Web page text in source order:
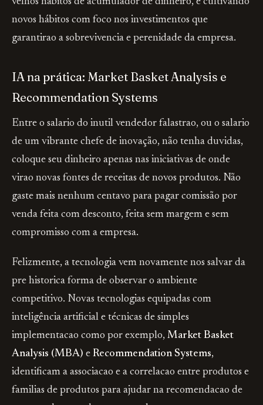
novos hábitos com foco nos investimentos que
garantirao a sobrevivencia e perenidade da empresa.
IA na prática: Market Basket Analysis e
Recommendation Systems
Entre o salario do inutil vendedor falastrao, ou o salario
de um vibrante chefe de inovação, não tenha duvidas,
coloque seu dinheiro apenas nas iniciativas de onde
virao novas fontes de receitas de novos produtos. Não
gaste mais nenhum centavo para pagar comissão por
venda feita com desconto, feita sem margem e sem
compromisso com a empresa.
Felizmente, a tecnologia vem novamente nos salvar da
pre historica forma de observar o ambiente
competitivo. Novas tecnologias equipadas com
inteligência artificial e técnicas de simples
implementacao como por exemplo, Market Basket
Analysis (MBA) e Recommendation Systems,
identificam a associacao e a correlacao entre produtos e
familias de produtos para ajudar na recomendacao de